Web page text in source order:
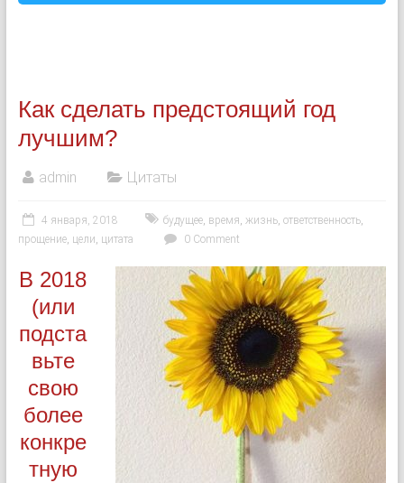
Как сделать предстоящий год
лучшим?
admin Цитаты
4 января, 2018 будущее, время, жизнь, ответственность,
прощение, цели, цитата 0 Comment
В 2018
(или
подста
вьте
свою
более
конкре
тную